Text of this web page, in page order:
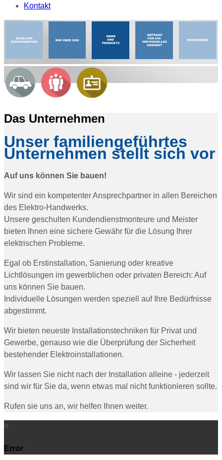
Kontakt
Das Unternehmen
Unser familiengeführtes
Unternehmen stellt sich vor
Auf uns können Sie bauen!
Wir sind ein kompetenter Ansprechpartner in allen Bereichen
des Elektro-Handwerks.
Unsere geschulten Kundendienstmonteure und Meister
bieten Ihnen eine sichere Gewähr für die Lösung Ihrer
elektrischen Probleme.
Egal ob Erstinstallation, Sanierung oder kreative
Lichtlösungen im gewerblichen oder privaten Bereich: Auf
uns können Sie bauen.
Individuelle Lösungen werden speziell auf Ihre Bedürfnisse
abgestimmt.
Wir bieten neueste Installationstechniken für Privat und
Gewerbe, genauso wie die Überprüfung der Sicherheit
bestehender Elektroinstallationen.
Wir lassen Sie nicht nach der Installation alleine - jederzeit
sind wir für Sie da, wenn etwas mal nicht funktionieren sollte.
Rufen sie uns an, wir helfen Ihnen weiter.
Error